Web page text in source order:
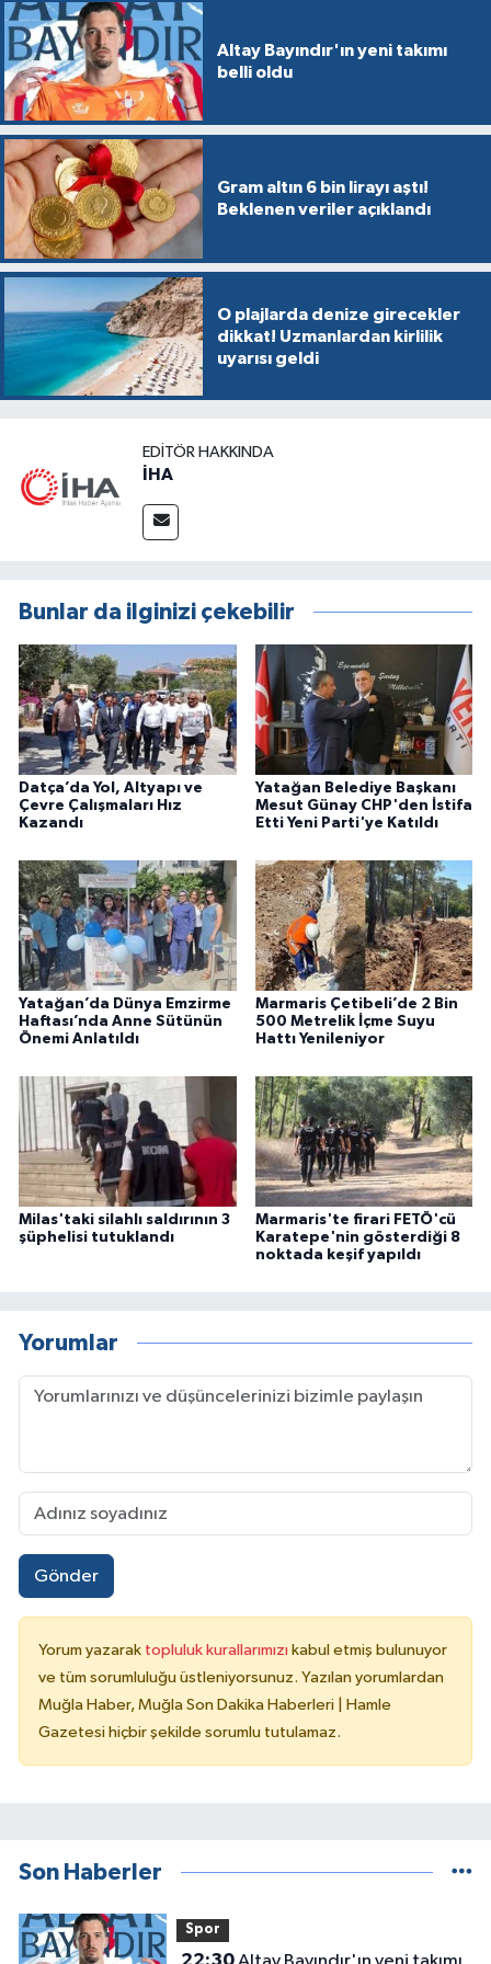
Altay Bayındır'ın yeni takımı
belli oldu
Gram altın 6 bin lirayı aştı!
Beklenen veriler açıklandı
O plajlarda denize girecekler
dikkat! Uzmanlardan kirlilik
uyarısı geldi
EDITÖR HAKKINDA
İHA
Bunlar da ilginizi çekebilir
Datça’da Yol, Altyapı ve
Çevre Çalışmaları Hız
Kazandı
Yatağan Belediye Başkanı
Mesut Günay CHP'den İstifa
Etti Yeni Parti'ye Katıldı
Yatağan’da Dünya Emzirme
Haftası’nda Anne Sütünün
Önemi Anlatıldı
Marmaris Çetibeli’de 2 Bin
500 Metrelik İçme Suyu
Hattı Yenileniyor
Milas'taki silahlı saldırının 3
şüphelisi tutuklandı
Marmaris'te firari FETÖ'cü
Karatepe'nin gösterdiği 8
noktada keşif yapıldı
Yorumlar
Gönder
Yorum yazarak topluluk kurallarımızı kabul etmiş bulunuyor
ve tüm sorumluluğu üstleniyorsunuz. Yazılan yorumlardan
Muğla Haber, Muğla Son Dakika Haberleri | Hamle
Gazetesi hiçbir şekilde sorumlu tutulamaz.
Son Haberler
Spor
22:30